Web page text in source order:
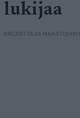
lukijaa
KIRJOITTAJA